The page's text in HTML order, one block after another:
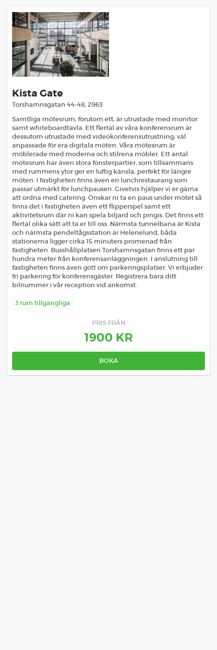
Kista Gate
Torshamnsgatan 44-48, 2963
Samtliga mötesrum, förutom ett, är utrustade med monitor
samt whiteboardtavla. Ett flertal av våra konferensrum är
dessutom utrustade med videokonferensutrustning, väl
anpassade för era digitala möten. Våra mötesrum är
möblerade med moderna och stilrena möbler. Ett antal
mötesrum har även stora fönsterpartier, som tillsammans
med rummens ytor ger en luftig känsla, perfekt för längre
möten. I fastigheten finns även en lunchrestaurang som
passar utmärkt för lunchpausen. Givetvis hjälper vi er gärna
att ordna med catering. Önskar ni ta en paus under mötet så
finns det i fastigheten även ett flipperspel samt ett
aktivitetsrum där ni kan spela biljard och pingis. Det finns ett
flertal olika sätt att ta er till oss. Närmsta tunnelbana är Kista
och närmsta pendeltågsstation är Helenelund, båda
stationerna ligger cirka 15 minuters promenad från
fastigheten. Busshållplatsen Torshamnsgatan finns ett par
hundra meter från konferensanläggningen. I anslutning till
fastigheten finns även gott om parkeringsplatser. Vi erbjuder
fri parkering för konferensgäster. Registrera bara ditt
bilnummer i vår reception vid ankomst.
3 rum tillgängliga
PRIS FRÅN
1900 KR
BOKA